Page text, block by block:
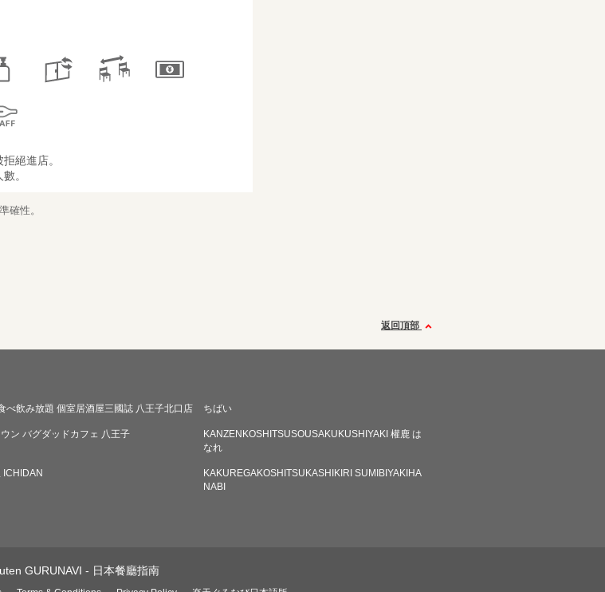
絕進店。
。
確性。
返回頂部
べ飲み放題 個室居酒屋三國誌 八王子北口店 ちばい
ン バグダッドカフェ 八王子
KANZENKOSHITSUSOUSAKUKUSHIYAKI 權鹿 は
なれ
ICHIDAN
KAKUREGAKOSHITSUKASHIKIRI SUMIBIYAKIHA
NABI
GURUNAVI - 日本餐廳指南